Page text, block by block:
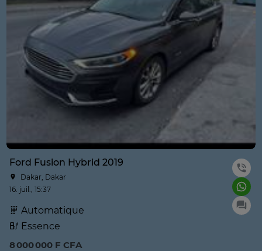
Ford Fusion Hybrid 2019
Dakar, Dakar
16. juil., 15:37
Automatique
Essence
8 000 000 F CFA